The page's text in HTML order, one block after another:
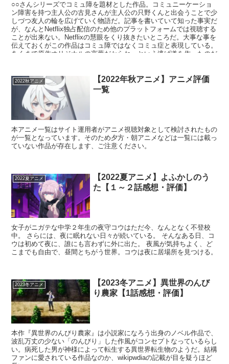
○○さんシリーズでコミュ障を題材とした作品。コミュニーケーショ
ン障害を持つ主人公の古見さんが主人公の只野くんと出会うことで少
しづつ友人の輪を広げていく物語だ。記事を書いていて知った事実だ
が、なんとNetflix独占配信のため他のプラットフォームでは視聴する
ことが出来ない。Netflixの慧眼をくり抜きたいところだ。大事な事を
伝えておくがこの作品はコミュ障ではなくコミュ症と表現している。
あくまで原作オリジナルの言葉だからね、という逃げ道を作ったのだ
2022秋アニメ
【2022年秋アニメ】アニメ評価
一覧
本アニメ一覧はサイト運用者がアニメ視聴対象として検討されたもの
が一覧となっています。そのため夕方・朝アニメなどは一覧には載っ
ていない作品が存在します、ご注意ください。
2022夏アニメ
【2022夏アニメ】よふかしのう
た【１～２話感想・評価】
女子がニガテな中学２年生の夜守コウはただ今、なんとなく不登校
中。 さらには、夜に眠れない日々が続いている。 そんなある日、コ
ウは初めて夜に、誰にも言わずに外に出た。 夜風が気持ちよく、ど
こまでも自由で、昼間とちがう世界。コウは夜に居場所を見つける。
2023冬アニメ
【2023冬アニメ】異世界のんび
り農家【1話感想・評価】
本作『異世界のんびり農家』は小説家になろう出身のノベル作品で、
波乱万丈の少ない「のんびり」した作風がコンセプトなっているらし
い。病死した男が神様によって転生する異世界転生物のようだ。結構
ファンに愛されている作品なのか、wikipwdiaの記載が目を疑うほど